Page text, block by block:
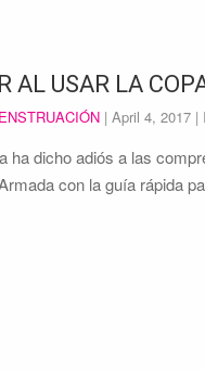
AL USAR LA
|April 4, 2017 |
ha dicho adiós a las
con la guía rápida